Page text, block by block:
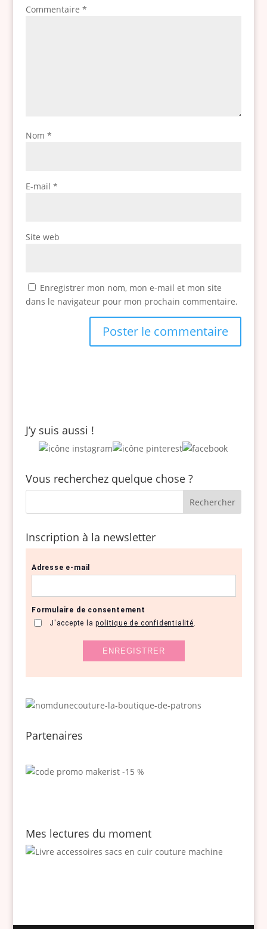
Commentaire *
Nom *
E-mail *
Site web
Enregistrer mon nom, mon e-mail et mon site
dans le navigateur pour mon prochain commentaire.
J’y suis aussi !
Vous recherchez quelque chose ?
Inscription à la newsletter
Partenaires
Mes lectures du moment